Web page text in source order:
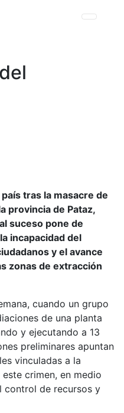
tras la masacre de
provincia de Pataz,
suceso pone de
incapacidad del
y el avance
zonas de extracción
cuando un grupo
de una planta
y ejecutando a 13
preliminares apuntan
vinculadas a la
crimen, en medio
control de recursos y